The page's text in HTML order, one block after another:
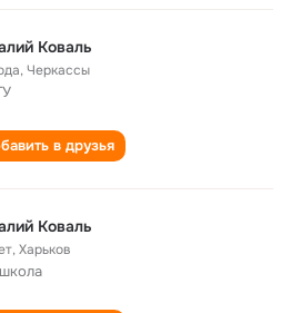
Коваль
,Черкассы
в друзья
Коваль
,Харьков